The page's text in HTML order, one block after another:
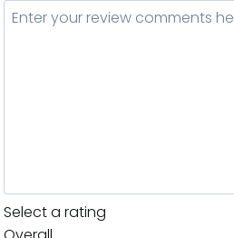
Select a rating